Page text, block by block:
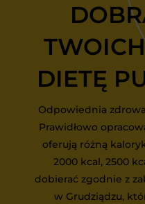
DIETĘ
Odpowiednia
Prawidłowo
oferują różną
2000 kcal, 2500
dobierać zgodnie z
w Grudziądzu,